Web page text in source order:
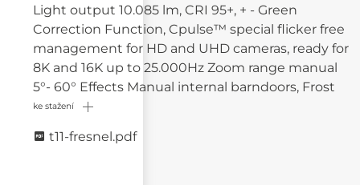
Light output 10.085 lm, CRI 95+, + - Green
Correction Function, Cpulse™ special flicker free
management for HD and UHD cameras, ready for
8K and 16K up to 25.000Hz Zoom range manual
5°- 60° Effects Manual internal barndoors, Frost
ke stažení
t11-fresnel.pdf